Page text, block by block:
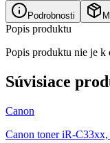
Podrobnosti
Popis produktu
Popis produktu nie je k
Súvisiace
Canon
Canon toner iR-